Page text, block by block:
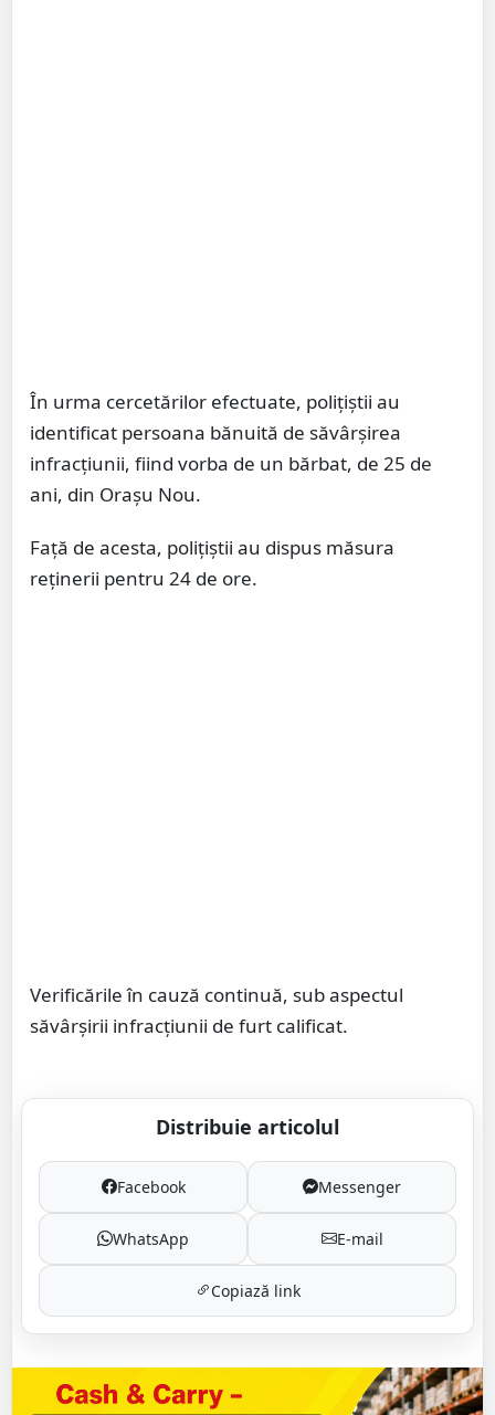
În urma cercetărilor efectuate, polițiștii au
identificat persoana bănuită de săvârșirea
infracțiunii, fiind vorba de un bărbat, de 25 de
ani, din Orașu Nou.
Față de acesta, polițiștii au dispus măsura
reținerii pentru 24 de ore.
Verificările în cauză continuă, sub aspectul
săvârșirii infracțiunii de furt calificat.
Distribuie articolul
Facebook Messenger
WhatsApp E-mail
Copiază link